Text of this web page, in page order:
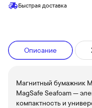
Быстрая доставка
Описание
Магнитный бумажник
MagSafe Seafoam —
компактность и